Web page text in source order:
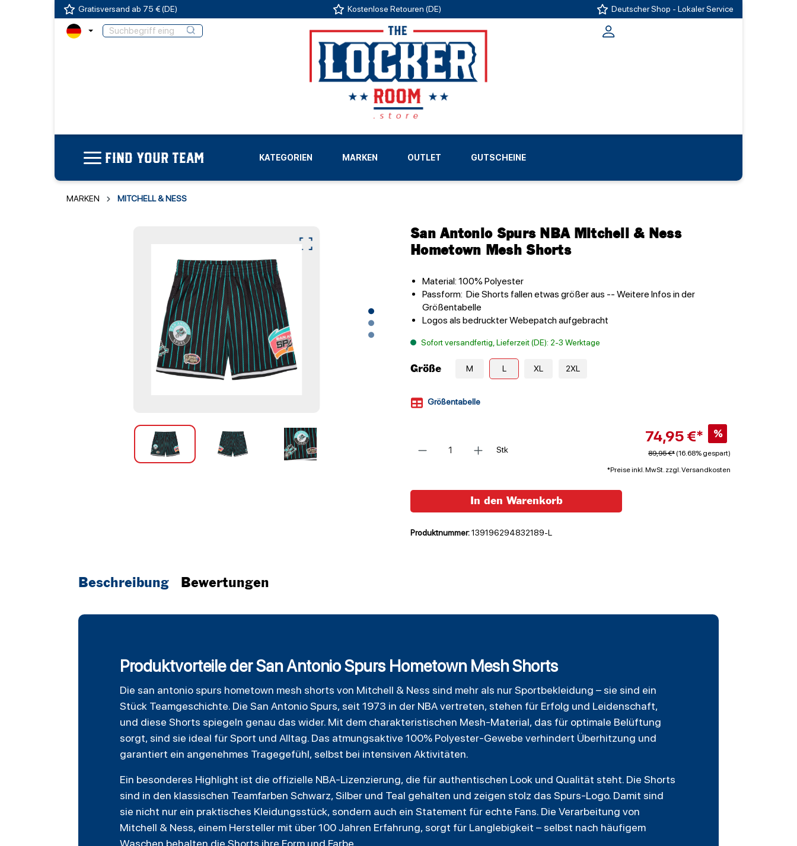
Gratisversand ab 75 € (DE) Kostenlose Retouren (DE) Deutscher Shop - Lokaler Service
FIND YOUR TEAM KATEGORIEN MARKEN
LIGEN
OUTLET GUTSCHEINE
MARKEN MITCHELL & NESS
San Antonio Spurs NBA Mitchell & Ness
Hometown Mesh Shorts
Material: 100% Polyester
Passform: Die Shorts fallen etwas größer aus -- Weitere Infos in der
Größentabelle
Logos als bedruckter Webepatch aufgebracht
Sofort versandfertig, Lieferzeit (DE): 2-3 Werktage
Größe M L XL 2XL
Größentabelle
Stk
74,95 €* %
89,95 €* (16.68% gespart)
*Preise inkl. MwSt. zzgl. Versandkosten
In den Warenkorb
Produktnummer:139196294832189-L
Beschreibung Bewertungen
Produktvorteile der San Antonio Spurs Hometown Mesh Shorts
Die san antonio spurs hometown mesh shorts von Mitchell & Ness sind mehr als nur Sportbekleidung – sie sind ein
Stück Teamgeschichte. Die San Antonio Spurs, seit 1973 in der NBA vertreten, stehen für Erfolg und Leidenschaft,
und diese Shorts spiegeln genau das wider. Mit dem charakteristischen Mesh-Material, das für optimale Belüftung
sorgt, sind sie ideal für Sport und Alltag. Das atmungsaktive 100% Polyester-Gewebe verhindert Überhitzung und
garantiert ein angenehmes Tragegefühl, selbst bei intensiven Aktivitäten.
Ein besonderes Highlight ist die offizielle NBA-Lizenzierung, die für authentischen Look und Qualität steht. Die Shorts
sind in den klassischen Teamfarben Schwarz, Silber und Teal gehalten und zeigen stolz das Spurs-Logo. Damit sind
sie nicht nur ein praktisches Kleidungsstück, sondern auch ein Statement für echte Fans. Die Verarbeitung von
Mitchell & Ness, einem Hersteller mit über 100 Jahren Erfahrung, sorgt für Langlebigkeit – selbst nach häufigem